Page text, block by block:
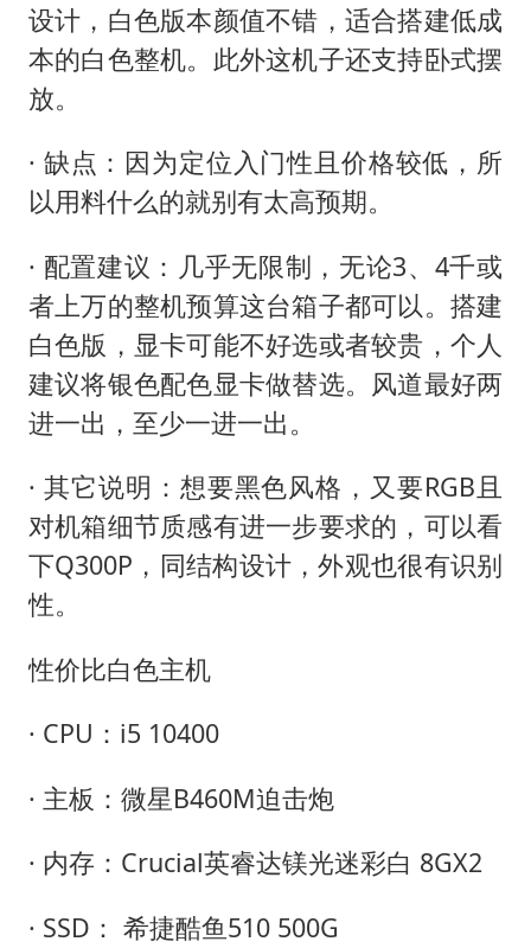
设计，白色版本颜值不错，适合搭建低成
本的白色整机。此外这机子还支持卧式摆
放。
· 缺点：因为定位入门性且价格较低，所
以用料什么的就别有太高预期。
· 配置建议：几乎无限制，无论3、4千或
者上万的整机预算这台箱子都可以。搭建
白色版，显卡可能不好选或者较贵，个人
建议将银色配色显卡做替选。风道最好两
进一出，至少一进一出。
· 其它说明：想要黑色风格，又要RGB且
对机箱细节质感有进一步要求的，可以看
下Q300P，同结构设计，外观也很有识别
性。
性价比白色主机
· CPU：i5 10400
· 主板：微星B460M迫击炮
· 内存：Crucial英睿达镁光迷彩白 8GX2
· SSD： 希捷酷鱼510 500G